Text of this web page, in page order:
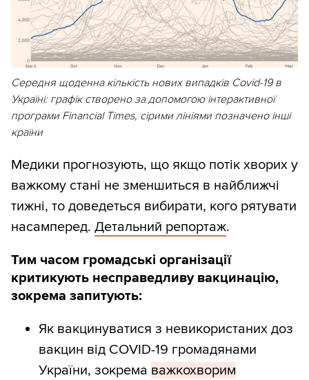
Середня щоденна кількість нових випадків Covid-19 в
Україні: графік створено за допомогою інтерактивної
програми Financial Times, сірими лініями позначено інші
країни
Медики прогнозують, що якщо потік хворих у
важкому стані не зменшиться в найближчі
тижні, то доведеться вибирати, кого рятувати
насамперед. Детальний репортаж.
Тим часом громадські організації
критикують несправедливу вакцинацію,
зокрема запитують:
Як вакцинуватися з невикористаних доз
вакцин від COVID-19 громадянами
України, зокрема важкохворим